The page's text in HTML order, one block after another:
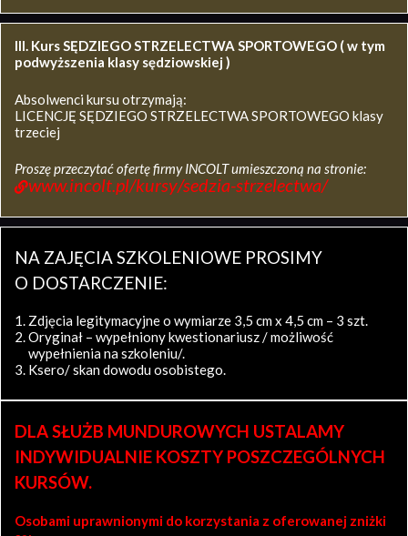
III. Kurs SĘDZIEGO STRZELECTWA SPORTOWEGO ( w tym
podwyższenia klasy sędziowskiej )
Absolwenci kursu otrzymają:
LICENCJĘ SĘDZIEGO STRZELECTWA SPORTOWEGO klasy
trzeciej
Proszę przeczytać ofertę firmy INCOLT umieszczoną na stronie:
www.incolt.pl/kursy/sedzia-strzelectwa/
NA ZAJĘCIA SZKOLENIOWE PROSIMY
O DOSTARCZENIE:
Zdjęcia legitymacyjne o wymiarze 3,5 cm x 4,5 cm – 3 szt.
Oryginał – wypełniony kwestionariusz / możliwość
wypełnienia na szkoleniu/.
Ksero/ skan dowodu osobistego.
DLA SŁUŻB MUNDUROWYCH USTALAMY
INDYWIDUALNIE KOSZTY POSZCZEGÓLNYCH
KURSÓW.
Osobami uprawnionymi do korzystania z oferowanej zniżki